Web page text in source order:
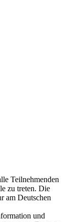
Teilnehmenden
zu treten. Die
am Deutschen
und